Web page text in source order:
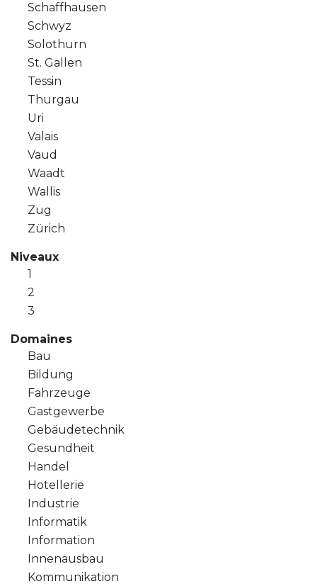
Schaffhausen
Schwyz
Solothurn
St. Gallen
Tessin
Thurgau
Uri
Valais
Vaud
Waadt
Wallis
Zug
Zürich
Niveaux
1
2
3
Domaines
Bau
Bildung
Fahrzeuge
Gastgewerbe
Gebäudetechnik
Gesundheit
Handel
Hotellerie
Industrie
Informatik
Information
Innenausbau
Kommunikation